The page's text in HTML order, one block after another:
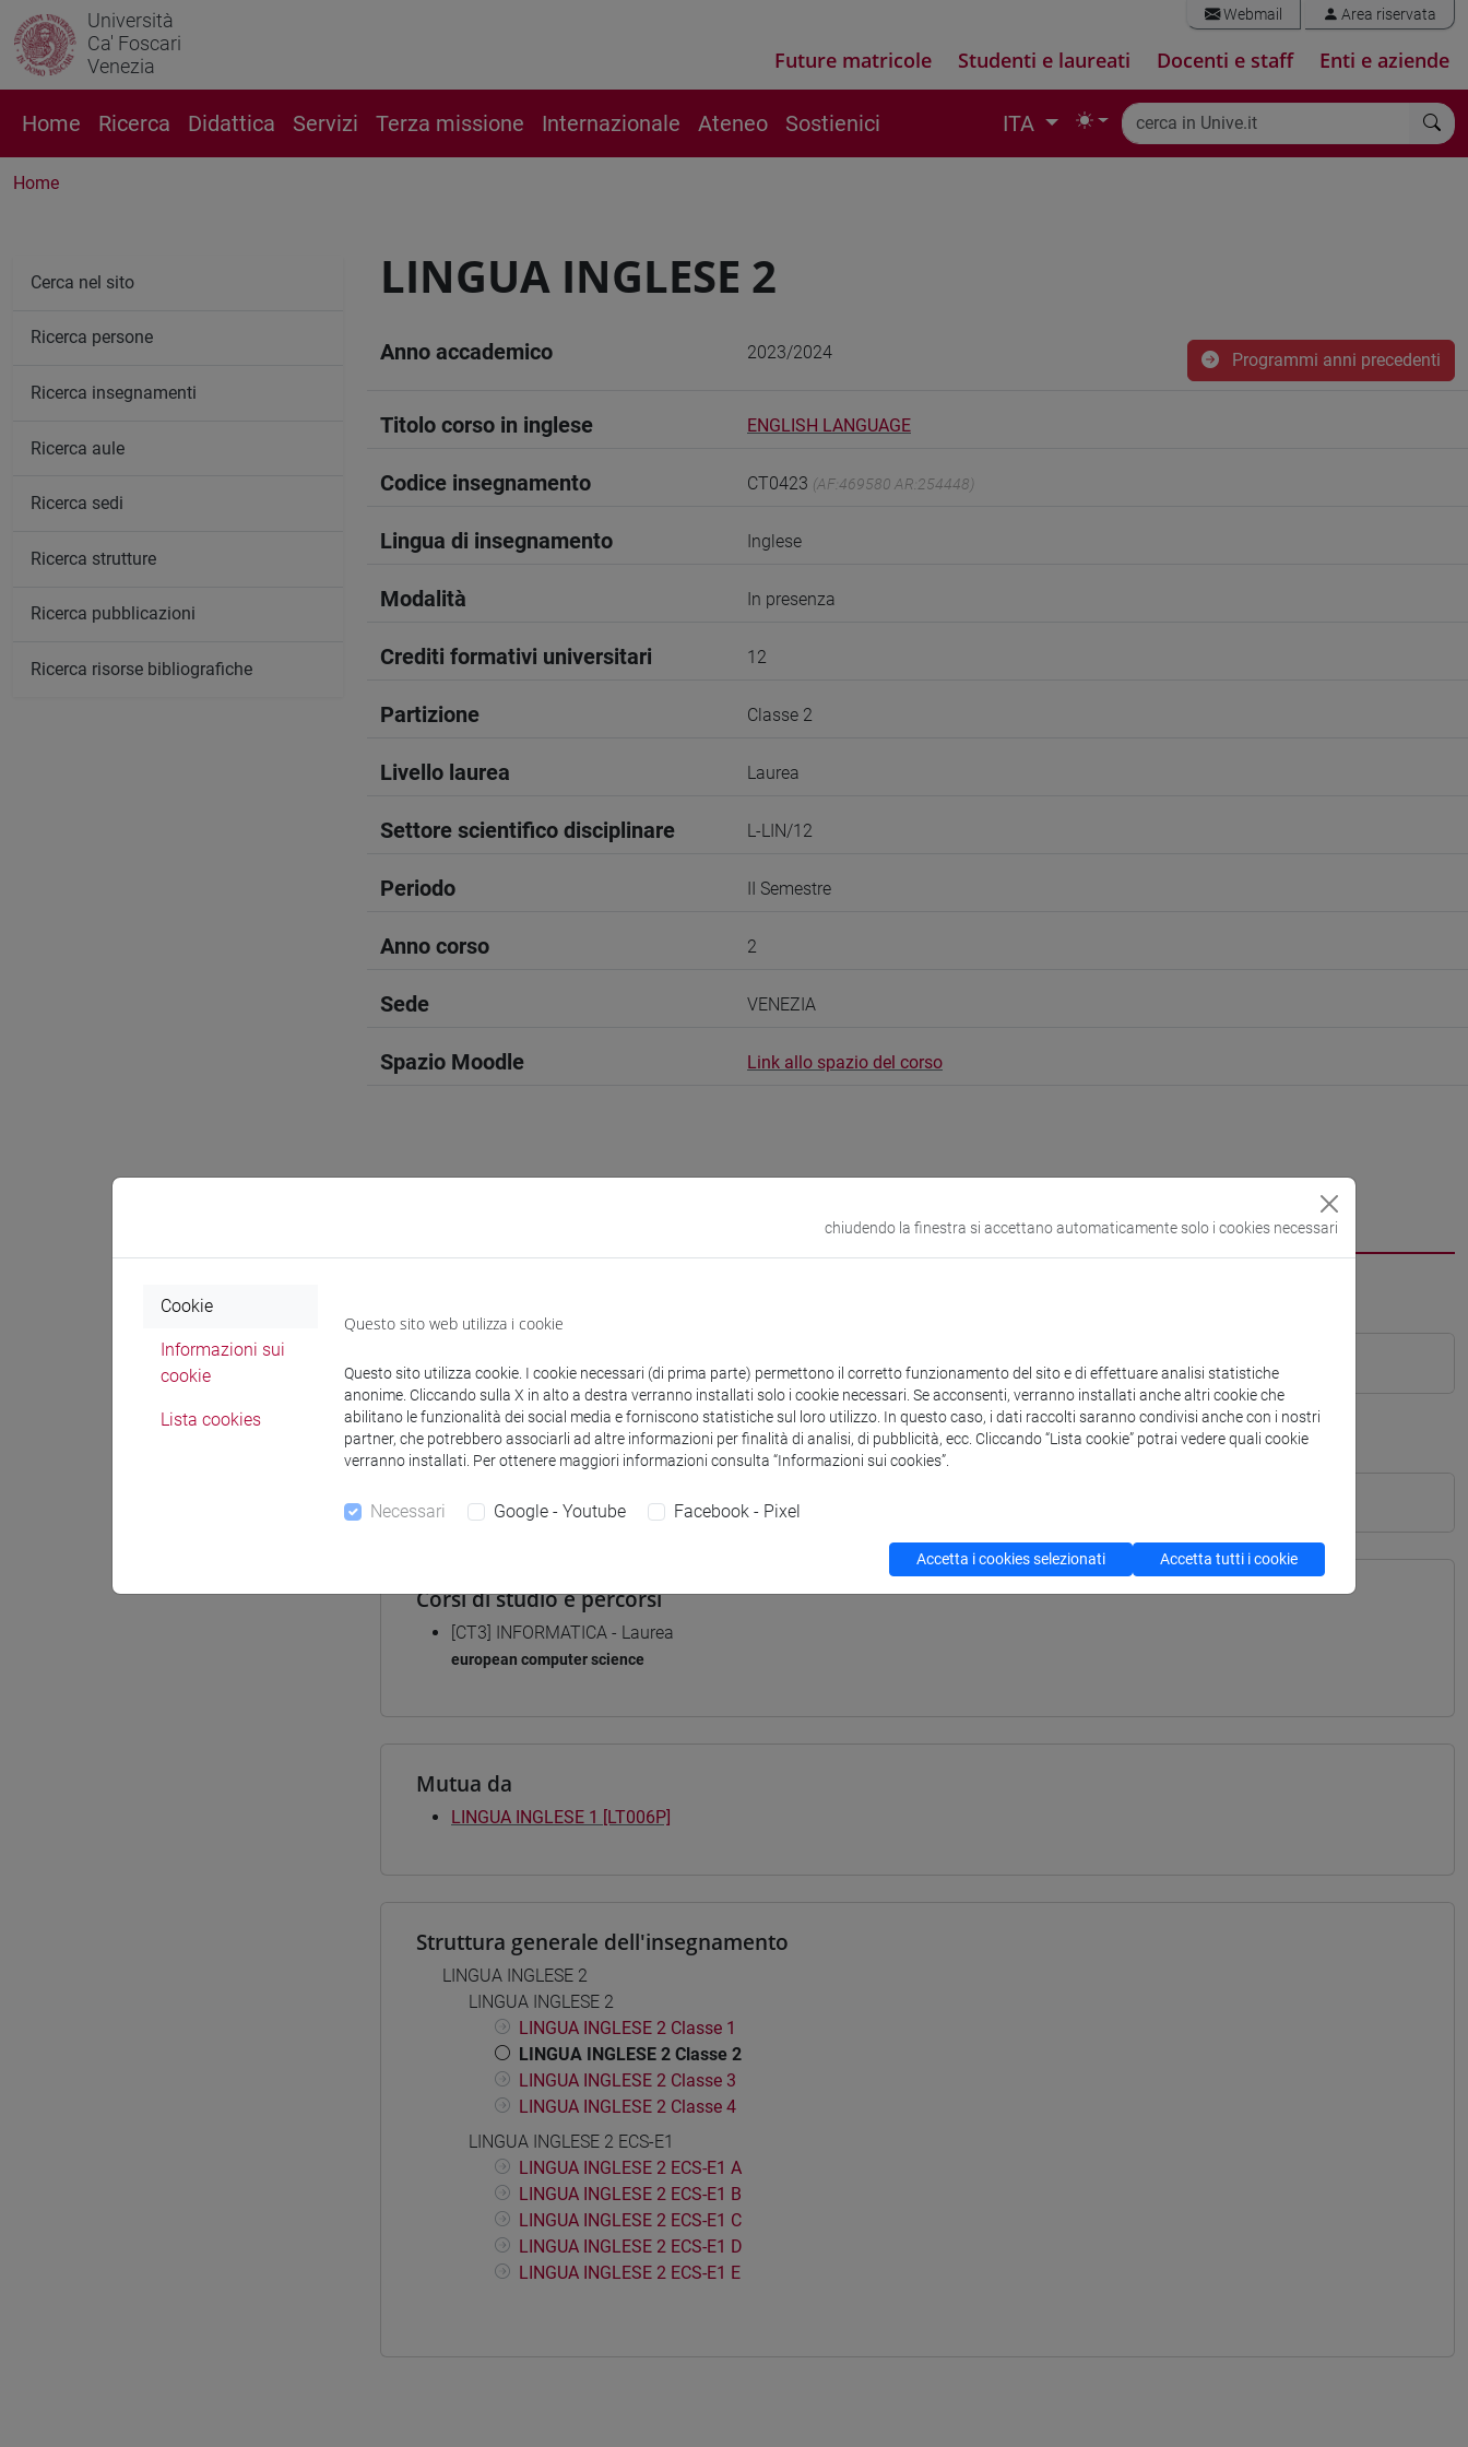
Università
Ca' Foscari
Venezia
Webmail Area riservata
Future matricole Studenti e laureati Docenti e staff Enti e aziende
Home Ricerca Didattica Servizi Terza missione Internazionale Ateneo Sostienici ITA
Home
LINGUA INGLESE 2
Anno accademico 2023/2024 Programmi anni precedenti
Titolo corso in inglese ENGLISH LANGUAGE
Codice insegnamento CT0423 (AF:469580 AR:254448)
Lingua di insegnamento Inglese
Modalità In presenza
Crediti formativi universitari 12
Partizione Classe 2
Livello laurea Laurea
Settore scientifico disciplinare L-LIN/12
Periodo II Semestre
Anno corso 2
Sede VENEZIA
Spazio Moodle Link allo spazio del corso
NEWBOLD David John - 30h Lezione
Materiali didattici
Materiali su Moodle
Corsi di studio e percorsi
[CT3] INFORMATICA - Laurea
european computer science
Mutua da
LINGUA INGLESE 1 [LT006P]
Struttura generale dell'insegnamento
LINGUA INGLESE 2
LINGUA INGLESE 2
LINGUA INGLESE 2 Classe 1
LINGUA INGLESE 2 Classe 2
LINGUA INGLESE 2 Classe 3
LINGUA INGLESE 2 Classe 4
LINGUA INGLESE 2 ECS-E1
LINGUA INGLESE 2 ECS-E1 A
LINGUA INGLESE 2 ECS-E1 B
LINGUA INGLESE 2 ECS-E1 C
LINGUA INGLESE 2 ECS-E1 D
LINGUA INGLESE 2 ECS-E1 E
Cerca nel sito
Ricerca persone
Ricerca insegnamenti
Ricerca aule
Ricerca sedi
Ricerca strutture
Ricerca pubblicazioni
Ricerca risorse bibliografiche
chiudendo la finestra si accettano automaticamente solo i cookies necessari
Cookie
Informazioni sui
cookie
Lista cookies
Questo sito web utilizza i cookie
Questo sito utilizza cookie. I cookie necessari (di prima parte) permettono il corretto funzionamento del sito e di effettuare analisi statistiche
anonime. Cliccando sulla X in alto a destra verranno installati solo i cookie necessari. Se acconsenti, verranno installati anche altri cookie che
abilitano le funzionalità dei social media e forniscono statistiche sul loro utilizzo. In questo caso, i dati raccolti saranno condivisi anche con i nostri
partner, che potrebbero associarli ad altre informazioni per finalità di analisi, di pubblicità, ecc. Cliccando “Lista cookie” potrai vedere quali cookie
verranno installati. Per ottenere maggiori informazioni consulta “Informazioni sui cookies”.
Necessari Google - Youtube Facebook - Pixel
Accetta i cookies selezionati Accetta tutti i cookie